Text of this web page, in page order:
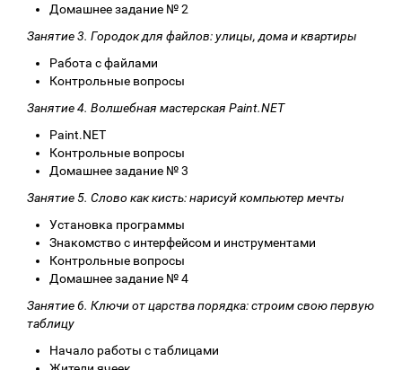
Домашнее задание № 2
Занятие 3. Городок для файлов: улицы, дома и квартиры
Работа с файлами
Контрольные вопросы
Занятие 4. Волшебная мастерская Paint.NET
Paint.NET
Контрольные вопросы
Домашнее задание № 3
Занятие 5. Слово как кисть: нарисуй компьютер мечты
Установка программы
Знакомство с интерфейсом и инструментами
Контрольные вопросы
Домашнее задание № 4
Занятие 6. Ключи от царства порядка: строим свою первую
таблицу
Начало работы с таблицами